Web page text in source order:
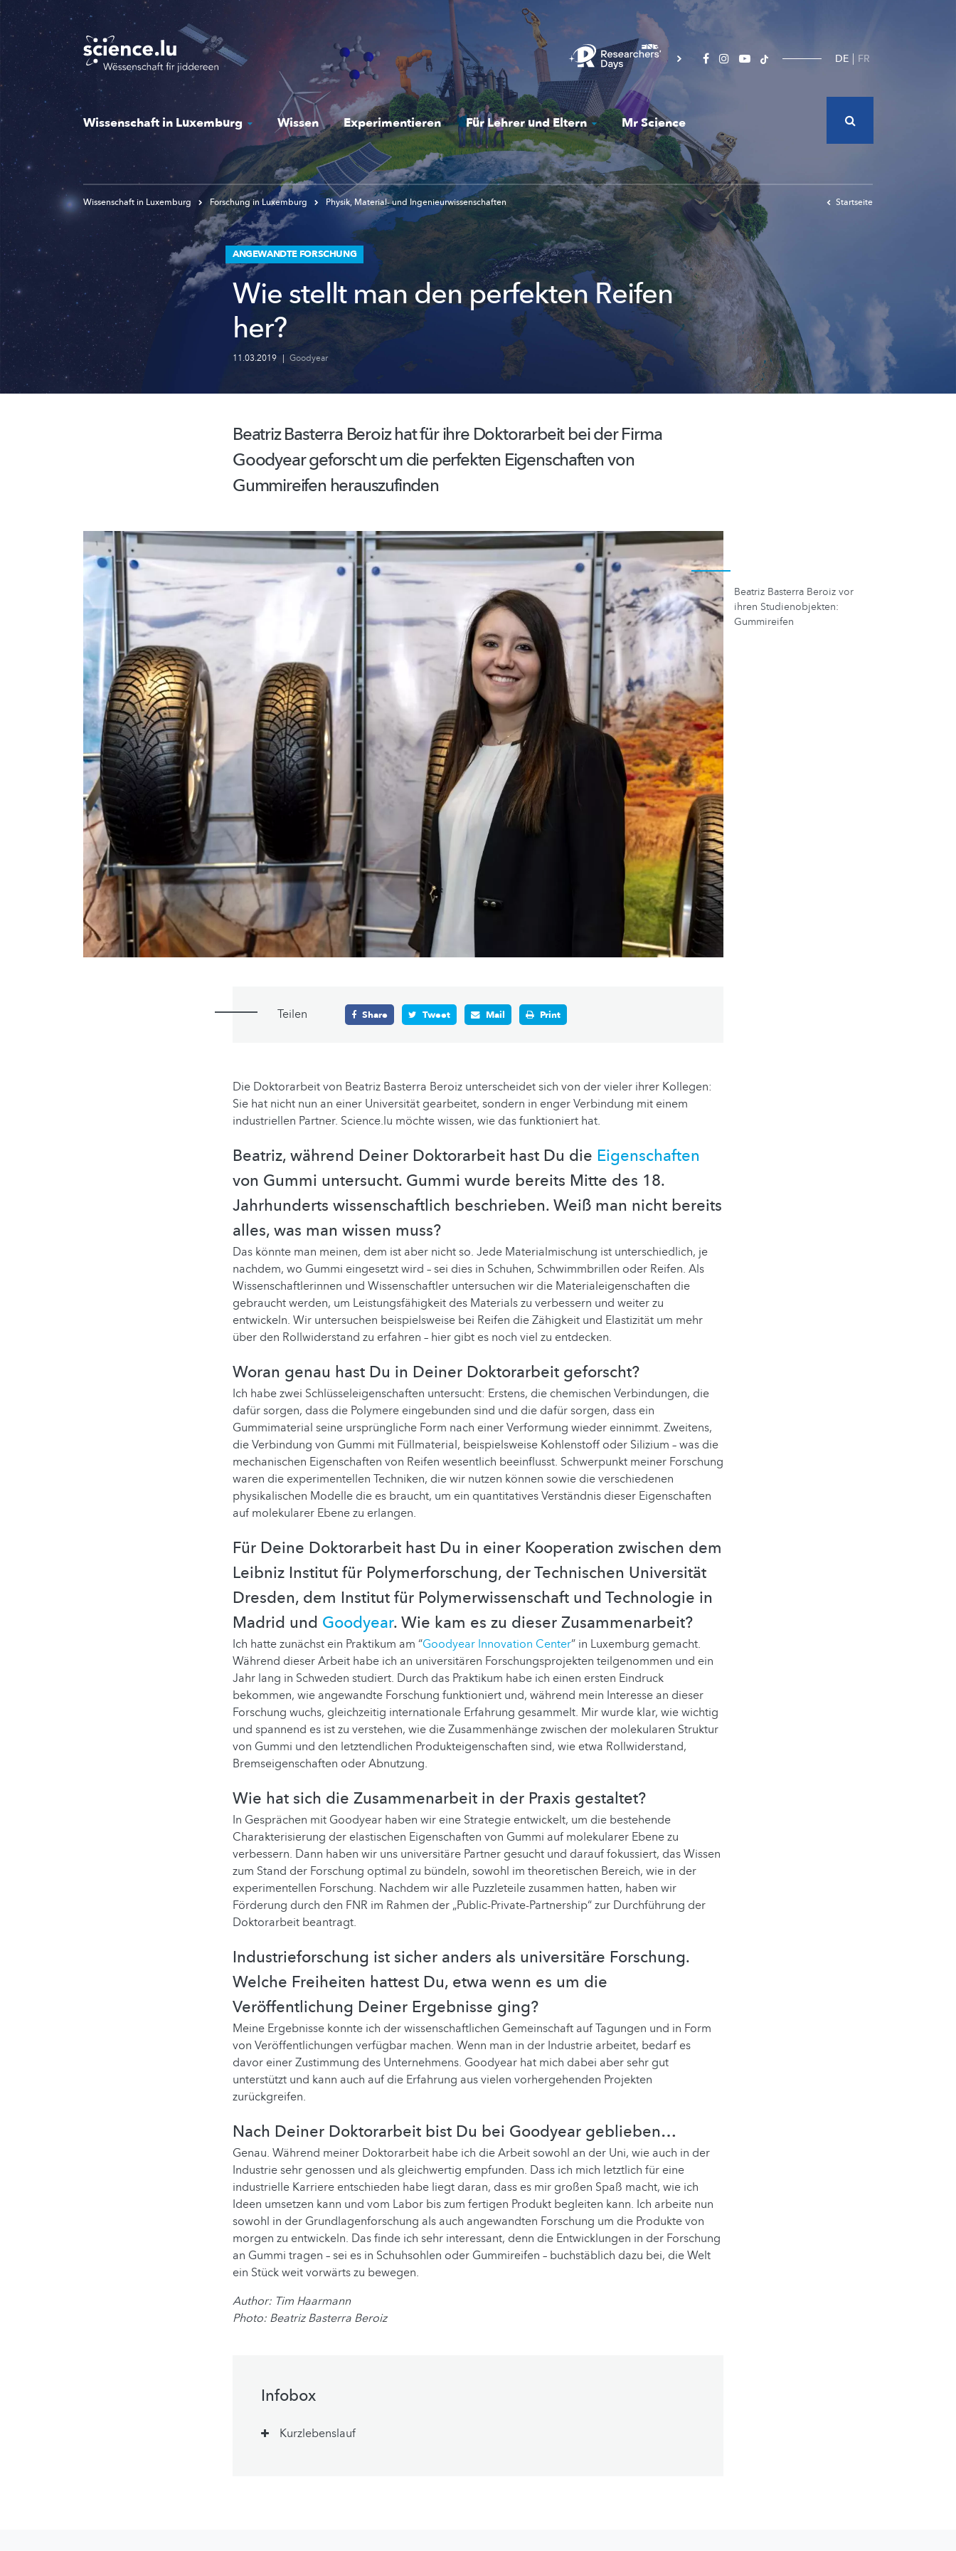
Skip
to
main
content
DE FR
Wissenschaft in Luxemburg Wissen Experimentieren Für Lehrer und Eltern Mr Science
Wissenschaft in Luxemburg Forschung in Luxemburg Physik, Material- und Ingenieurwissenschaften Startseite
ANGEWANDTE FORSCHUNG
Wie stellt man den perfekten Reifen
her?
11.03.2019 | Goodyear
Beatriz Basterra Beroiz hat für ihre Doktorarbeit bei der Firma
Goodyear geforscht um die perfekten Eigenschaften von
Gummireifen herauszufinden
Beatriz Basterra Beroiz vor
ihren Studienobjekten:
Gummireifen
Teilen Share Tweet Mail Print
Die Doktorarbeit von Beatriz Basterra Beroiz unterscheidet sich von der vieler ihrer Kollegen:
Sie hat nicht nun an einer Universität gearbeitet, sondern in enger Verbindung mit einem
industriellen Partner. Science.lu möchte wissen, wie das funktioniert hat.
Beatriz, während Deiner Doktorarbeit hast Du die Eigenschaften
von Gummi untersucht. Gummi wurde bereits Mitte des 18.
Jahrhunderts wissenschaftlich beschrieben. Weiß man nicht bereits
alles, was man wissen muss?
Das könnte man meinen, dem ist aber nicht so. Jede Materialmischung ist unterschiedlich, je
nachdem, wo Gummi eingesetzt wird – sei dies in Schuhen, Schwimmbrillen oder Reifen. Als
Wissenschaftlerinnen und Wissenschaftler untersuchen wir die Materialeigenschaften die
gebraucht werden, um Leistungsfähigkeit des Materials zu verbessern und weiter zu
entwickeln. Wir untersuchen beispielsweise bei Reifen die Zähigkeit und Elastizität um mehr
über den Rollwiderstand zu erfahren – hier gibt es noch viel zu entdecken.
Woran genau hast Du in Deiner Doktorarbeit geforscht?
Ich habe zwei Schlüsseleigenschaften untersucht: Erstens, die chemischen Verbindungen, die
dafür sorgen, dass die Polymere eingebunden sind und die dafür sorgen, dass ein
Gummimaterial seine ursprüngliche Form nach einer Verformung wieder einnimmt. Zweitens,
die Verbindung von Gummi mit Füllmaterial, beispielsweise Kohlenstoff oder Silizium – was die
mechanischen Eigenschaften von Reifen wesentlich beeinflusst. Schwerpunkt meiner Forschung
waren die experimentellen Techniken, die wir nutzen können sowie die verschiedenen
physikalischen Modelle die es braucht, um ein quantitatives Verständnis dieser Eigenschaften
auf molekularer Ebene zu erlangen.
Für Deine Doktorarbeit hast Du in einer Kooperation zwischen dem
Leibniz Institut für Polymerforschung, der Technischen Universität
Dresden, dem Institut für Polymerwissenschaft und Technologie in
Madrid und Goodyear. Wie kam es zu dieser Zusammenarbeit?
Ich hatte zunächst ein Praktikum am “Goodyear Innovation Center” in Luxemburg gemacht.
Während dieser Arbeit habe ich an universitären Forschungsprojekten teilgenommen und ein
Jahr lang in Schweden studiert. Durch das Praktikum habe ich einen ersten Eindruck
bekommen, wie angewandte Forschung funktioniert und, während mein Interesse an dieser
Forschung wuchs, gleichzeitig internationale Erfahrung gesammelt. Mir wurde klar, wie wichtig
und spannend es ist zu verstehen, wie die Zusammenhänge zwischen der molekularen Struktur
von Gummi und den letztendlichen Produkteigenschaften sind, wie etwa Rollwiderstand,
Bremseigenschaften oder Abnutzung.
Wie hat sich die Zusammenarbeit in der Praxis gestaltet?
In Gesprächen mit Goodyear haben wir eine Strategie entwickelt, um die bestehende
Charakterisierung der elastischen Eigenschaften von Gummi auf molekularer Ebene zu
verbessern. Dann haben wir uns universitäre Partner gesucht und darauf fokussiert, das Wissen
zum Stand der Forschung optimal zu bündeln, sowohl im theoretischen Bereich, wie in der
experimentellen Forschung. Nachdem wir alle Puzzleteile zusammen hatten, haben wir
Förderung durch den FNR im Rahmen der „Public-Private-Partnership“ zur Durchführung der
Doktorarbeit beantragt.
Industrieforschung ist sicher anders als universitäre Forschung.
Welche Freiheiten hattest Du, etwa wenn es um die
Veröffentlichung Deiner Ergebnisse ging?
Meine Ergebnisse konnte ich der wissenschaftlichen Gemeinschaft auf Tagungen und in Form
von Veröffentlichungen verfügbar machen. Wenn man in der Industrie arbeitet, bedarf es
davor einer Zustimmung des Unternehmens. Goodyear hat mich dabei aber sehr gut
unterstützt und kann auch auf die Erfahrung aus vielen vorhergehenden Projekten
zurückgreifen.
Nach Deiner Doktorarbeit bist Du bei Goodyear geblieben…
Genau. Während meiner Doktorarbeit habe ich die Arbeit sowohl an der Uni, wie auch in der
Industrie sehr genossen und als gleichwertig empfunden. Dass ich mich letztlich für eine
industrielle Karriere entschieden habe liegt daran, dass es mir großen Spaß macht, wie ich
Ideen umsetzen kann und vom Labor bis zum fertigen Produkt begleiten kann. Ich arbeite nun
sowohl in der Grundlagenforschung als auch angewandten Forschung um die Produkte von
morgen zu entwickeln. Das finde ich sehr interessant, denn die Entwicklungen in der Forschung
an Gummi tragen – sei es in Schuhsohlen oder Gummireifen – buchstäblich dazu bei, die Welt
ein Stück weit vorwärts zu bewegen.
Author: Tim Haarmann
Photo: Beatriz Basterra Beroiz
Infobox
Kurzlebenslauf